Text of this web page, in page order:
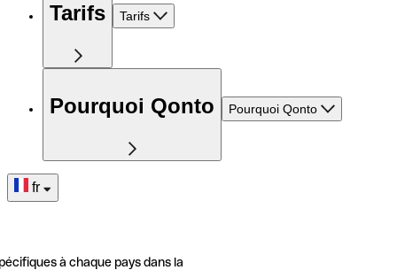
Tarifs Tarifs
Pourquoi Qonto Pourquoi Qonto
fr
à chaque pays dans la